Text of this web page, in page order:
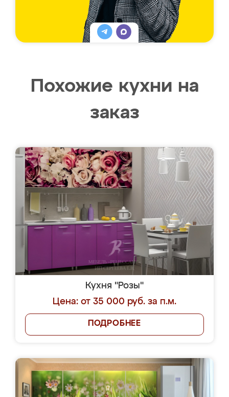
Похожие кухни на
заказ
Кухня "Розы"
Цена: от 35 000 руб. за п.м.
ПОДРОБНЕЕ